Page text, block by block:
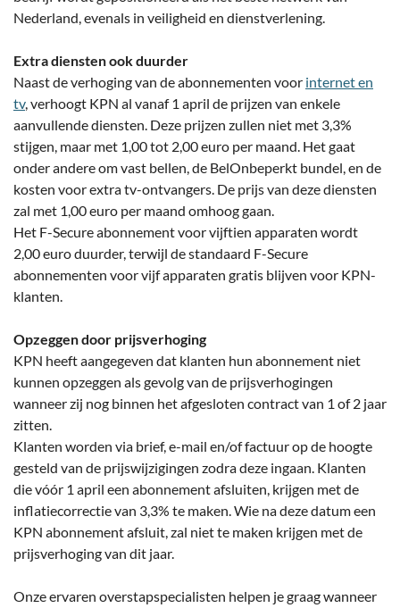
Nederland, evenals in veiligheid en dienstverlening.
Extra diensten ook duurder
Naast de verhoging van de abonnementen voor internet en
tv, verhoogt KPN al vanaf 1 april de prijzen van enkele
aanvullende diensten. Deze prijzen zullen niet met 3,3%
stijgen, maar met 1,00 tot 2,00 euro per maand. Het gaat
onder andere om vast bellen, de BelOnbeperkt bundel, en de
kosten voor extra tv-ontvangers. De prijs van deze diensten
zal met 1,00 euro per maand omhoog gaan.
Het F-Secure abonnement voor vijftien apparaten wordt
2,00 euro duurder, terwijl de standaard F-Secure
abonnementen voor vijf apparaten gratis blijven voor KPN-
klanten.
Opzeggen door prijsverhoging
KPN heeft aangegeven dat klanten hun abonnement niet
kunnen opzeggen als gevolg van de prijsverhogingen
wanneer zij nog binnen het afgesloten contract van 1 of 2 jaar
zitten.
Klanten worden via brief, e-mail en/of factuur op de hoogte
gesteld van de prijswijzigingen zodra deze ingaan. Klanten
die vóór 1 april een abonnement afsluiten, krijgen met de
inflatiecorrectie van 3,3% te maken. Wie na deze datum een
KPN abonnement afsluit, zal niet te maken krijgen met de
prijsverhoging van dit jaar.
Onze ervaren overstapspecialisten helpen je graag wanneer